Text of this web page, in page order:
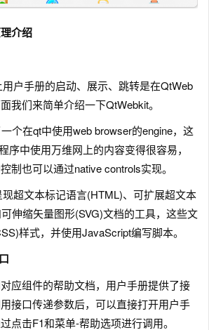
介绍
户手册的启动、展示、跳转是在QtWeb
我们来简单介绍一下QtWebkit。
个在qt中使用web browser的engine，这
序中使用万维网上的内容变得很容易，
制也可以通过native controls实现。
超文本标记语言(HTML)、可扩展超文本
伸缩矢量图形(SVG)文档的工具，这些文
样式，并使用JavaScript编写脚本。
应组件的帮助文档，用户手册提供了接
接口传递参数后，可以直接打开用户手
点击F1和菜单-帮助选项进行调用。